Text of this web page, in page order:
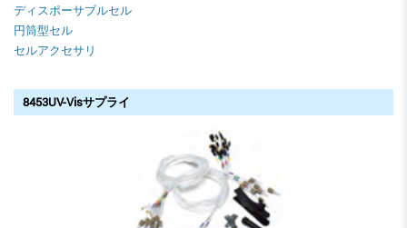
ディスポーサブルセル
円筒型セル
セルアクセサリ
8453UV-Visサプライ